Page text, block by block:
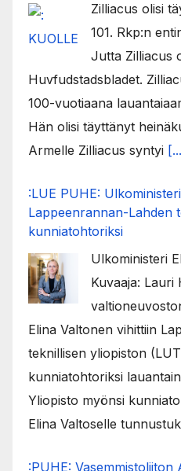
Zilliacus olisi
101. Rkp:n
Jutta Zilliacus
Huvfudstadsbladet.
100-vuotiaana
Hän olisi täyttänyt
Armelle Zilliacus syntyi
:LUE PUHE:
Lappeenrannan-Lahden
kunniatohtoriksi
Ulkoministeri
Kuvaaja: Lauri
Elina Valtonen vihittiin
teknillisen yliopiston
kunniatohtoriksi
Yliopisto myönsi
Elina Valtoselle
:PUHE: Vasemmistoliiton